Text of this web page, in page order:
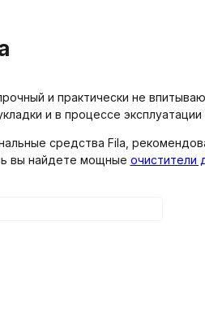
и практически не
и в процессе
средства Fila,
вы найдете мощные очистители